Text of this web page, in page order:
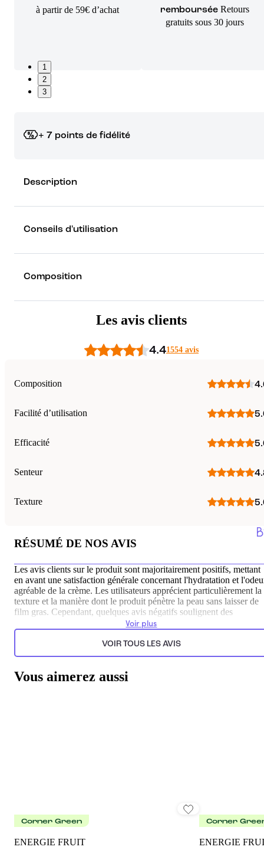
à partir de 59€ d’achat
remboursée Retours
gratuits sous 30 jours
1
2
3
+ 7 points de fidélité
rêver !
Découvrez les récompenses
Description
Conseils d'utilisation
Composition
Les avis clients
4.41554 avis
Composition
Facilité d’utilisation
Efficacité
Senteur
Texture
RÉSUMÉ DE NOS AVIS
Les avis clients sur le produit sont majoritairement positifs, mettant
en avant une satisfaction générale concernant l'hydratation et
agréable de la crème. Les utilisateurs apprécient particulièrement la
texture et la manière dont le produit pénètre la peau sans laisser de
film gras. Cependant, quelques avis négatifs soulignent des
préoccupations concernant la composition du produit et son prix,
peuvent influencer leur décision d'achat.
Voir plus
VOIR TOUS LES AVIS
Vous aimerez aussi
Corner Green
ENERGIE FRUIT
Corner
ENERGIE